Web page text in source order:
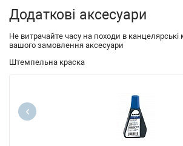
Додаткові аксесуари
Не витрачайте часу на походи в
вашого замовлення аксесуари
Штемпельна краска